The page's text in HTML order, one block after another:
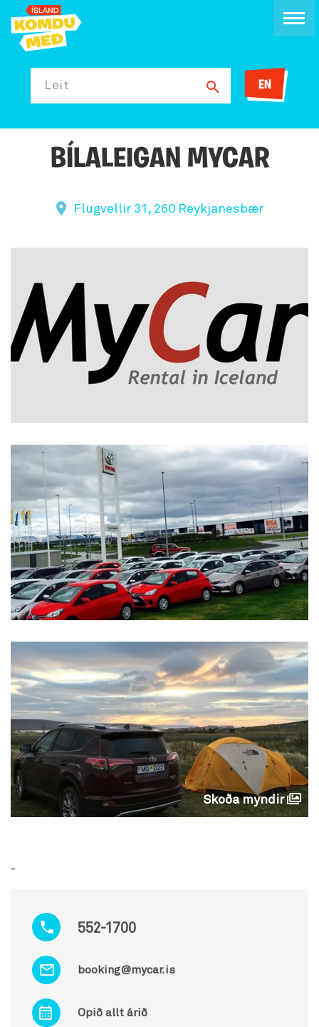
Leit EN
BÍLALEIGAN MYCAR
Flugvellir 31, 260 Reykjanesbær
Skoða myndir
552-1700
booking@mycar.is
Opið allt árið
-